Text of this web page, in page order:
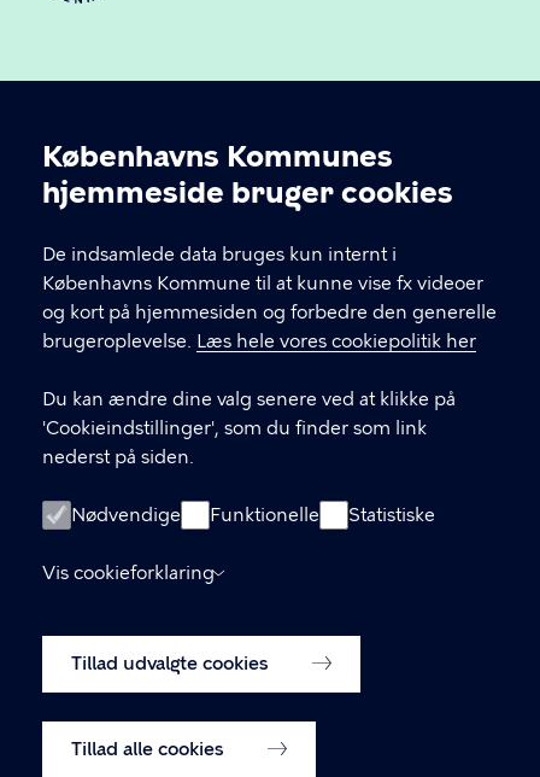
Cookieindstillinger
Københavns Kommunes
hjemmeside bruger cookies
De indsamlede data bruges kun internt i
Københavns Kommune til at kunne vise fx videoer
og kort på hjemmesiden og forbedre den generelle
brugeroplevelse. Læs hele vores cookiepolitik her
Du kan ændre dine valg senere ved at klikke på
'Cookieindstillinger', som du finder som link
nederst på siden.
Nødvendige Funktionelle Statistiske
Vis cookieforklaring
Tillad udvalgte cookies
Tillad alle cookies
Københavns Kommune
KONTAKT
Rådhuspladsen 1, 1550 København V
LINKS
Kontakt os
Cookiepolitik
Cookieindstillinger